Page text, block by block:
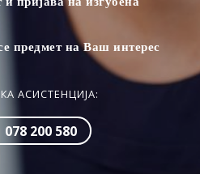
предмет на Ваш интерес
АСИСТЕНЦИЈА:
078 200 580